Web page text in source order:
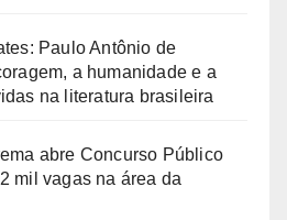
Paulo Antônio de
a humanidade e a
na literatura brasileira
abre Concurso Público
mil vagas na área da